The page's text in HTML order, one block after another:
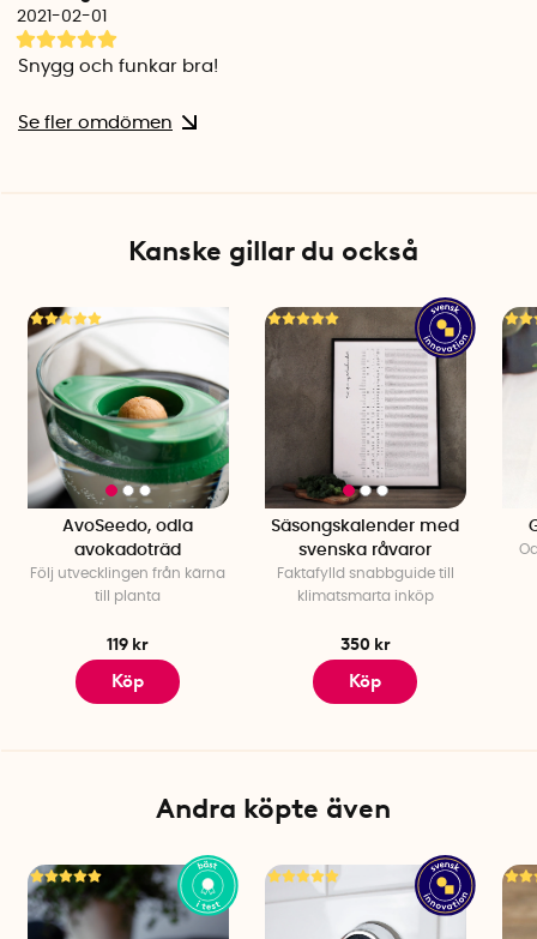
2021-02-01
Snygg och funkar bra!
Se fler omdömen
Kanske gillar du också
AvoSeedo, odla
avokadoträd
Följ utvecklingen från kärna
till planta
119 kr
Köp
Säsongskalender med
svenska råvaror
Faktafylld snabbguide till
klimatsmarta inköp
350 kr
Köp
Andra köpte även